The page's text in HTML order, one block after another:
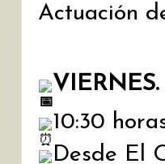
Actuación
10:30
Desde El